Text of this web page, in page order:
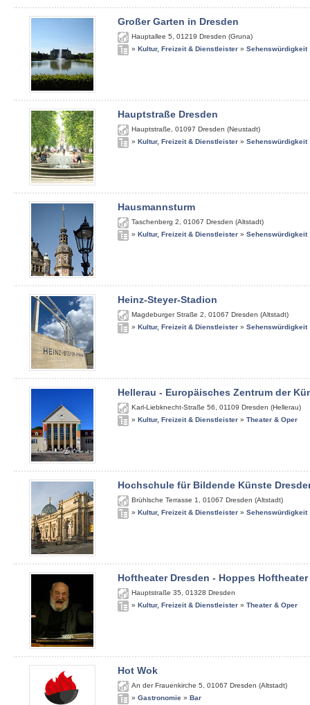
Großer Garten in Dresden
Hauptallee 5 01219 Dresden (Gruna)
» Kultur, Freizeit & Dienstleister » Sehenswürdigkeit
Hauptstraße Dresden
Hauptstraße 01097 Dresden (Neustadt)
» Kultur, Freizeit & Dienstleister » Sehenswürdigkeit
Hausmannsturm
Taschenberg 2 01067 Dresden (Altstadt)
» Kultur, Freizeit & Dienstleister » Sehenswürdigkeit
Heinz-Steyer-Stadion
Magdeburger Straße 2 01067 Dresden (Altstadt)
» Kultur, Freizeit & Dienstleister » Sehenswürdigkeit
Hellerau - Europäisches Zentrum der
Karl-Liebknecht-Straße 56 01109 Dresden (Hellerau)
» Kultur, Freizeit & Dienstleister » Theater & Oper
Hochschule für Bildende Künste
Brühlsche Terrasse 1 01067 Dresden (Altstadt)
» Kultur, Freizeit & Dienstleister » Sehenswürdigkeit
Hoftheater Dresden - Hoppes Hoftheater
Hauptstraße 35 01328 Dresden
» Kultur, Freizeit & Dienstleister » Theater & Oper
Hot Wok
An der Frauenkirche 5 01067 Dresden (Altstadt)
» Gastronomie » Bar